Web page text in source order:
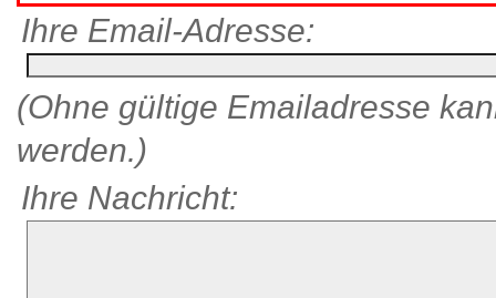
Ihre Email-Adresse:
(Ohne gültige Emailadresse
werden.)
Ihre Nachricht: